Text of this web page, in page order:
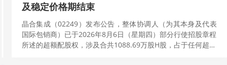
及稳定价格期结束
晶合集成（02249）发布公告，整体协调人（为其本身及代表
国际包销商）已于2026年8月6日（星期四）部分行使招股章程
所述的超额配股权，涉及合共1088.69万股H股，占于任何超额